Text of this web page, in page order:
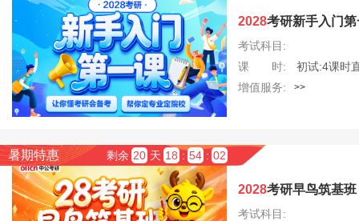
2028考研新手入门
考试科目:
课 时:
初试:4课时
增值服务:
>>
暑期特惠 剩余 20 天 18 : 54 : 01
2028考研早鸟筑基班
考试科目: